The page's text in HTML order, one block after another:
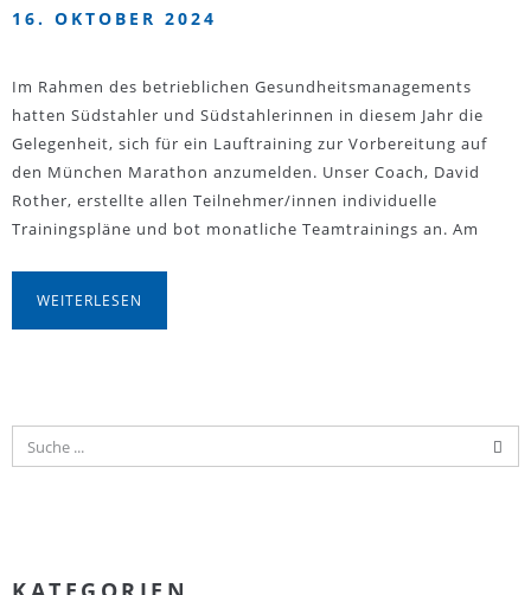
16. OKTOBER 2024
Im Rahmen des betrieblichen Gesundheitsmanagements
hatten Südstahler und Südstahlerinnen in diesem Jahr die
Gelegenheit, sich für ein Lauftraining zur Vorbereitung auf
den München Marathon anzumelden. Unser Coach, David
Rother, erstellte allen Teilnehmer/innen individuelle
Trainingspläne und bot monatliche Teamtrainings an. Am
WEITERLESEN